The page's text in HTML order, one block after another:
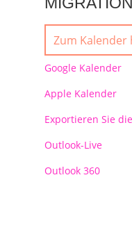
Zum Kalender
Google Kalender
Apple Kalender
Exportieren Sie
Outlook-Live
Outlook 360